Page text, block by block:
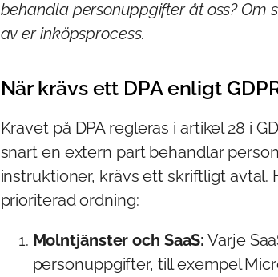
behandla personuppgifter åt oss? Om
av er inköpsprocess.
När krävs ett DPA enligt
Kravet på DPA regleras i artikel 28 i
snart en extern part behandlar
instruktioner, krävs ett skriftligt avtal.
prioriterad ordning:
Molntjänster och SaaS: Varje
personuppgifter, till exempel